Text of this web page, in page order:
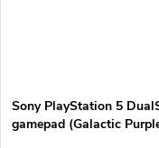
Sony PlayStation 5
gamepad (Galactic